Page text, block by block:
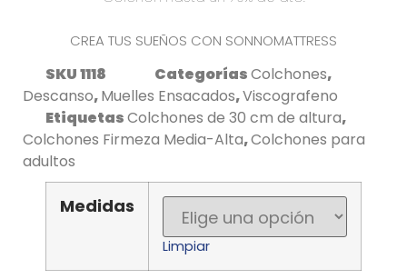
CREA TUS SUEÑOS CON SONNOMATTRESS
SKU1118 CategoríasColchones,
Descanso,Muelles Ensacados,Viscografeno
EtiquetasColchones de 30 cm de altura,
Colchones Firmeza Media-Alta,Colchones para
adultos
Medidas
Limpiar